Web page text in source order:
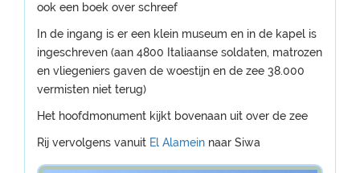
ook een boek over schreef
In de ingang is er een klein museum en in de kapel is
ingeschreven (aan 4800 Italiaanse soldaten, matrozen
en vliegeniers gaven de woestijn en de zee 38.000
vermisten niet terug)
Het hoofdmonument kijkt bovenaan uit over de zee
Rij vervolgens vanuit El Alamein naar Siwa